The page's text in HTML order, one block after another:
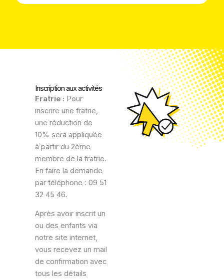
Inscription aux activités
Fratrie : Pour
inscrire une fratrie,
une réduction de
10% sera appliquée
à partir du 2ème
membre de la fratrie.
En faire la demande
par téléphone : 09 51
32 45 46.
Après avoir inscrit un
ou des enfants via
notre site internet,
vous recevez un mail
de confirmation avec
tous les détails